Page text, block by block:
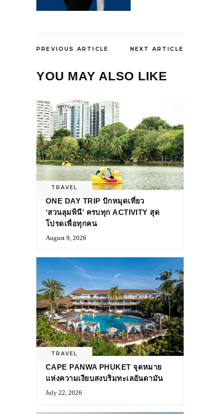
PREVIOUS ARTICLE NEXT ARTICLE
YOU MAY ALSO LIKE
TRAVEL
ONE DAY TRIP ปักหมุดเที่ยว
‘สวนลุมพินี’ ครบทุก ACTIVITY สุด
โปรดเพื่อทุกคน
August 9, 2026
TRAVEL
CAPE PANWA PHUKET จุดหมาย
แห่งความเงียบสงบริมทะเลอันดามัน
July 22, 2026